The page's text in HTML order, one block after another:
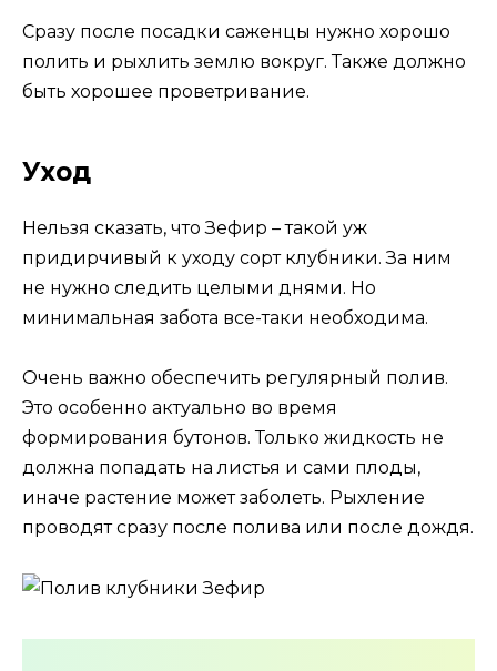
Сразу после посадки саженцы нужно хорошо
полить и рыхлить землю вокруг. Также должно
быть хорошее проветривание.
Уход
Нельзя сказать, что Зефир – такой уж
придирчивый к уходу сорт клубники. За ним
не нужно следить целыми днями. Но
минимальная забота все-таки необходима.
Очень важно обеспечить регулярный полив.
Это особенно актуально во время
формирования бутонов. Только жидкость не
должна попадать на листья и сами плоды,
иначе растение может заболеть. Рыхление
проводят сразу после полива или после дождя.